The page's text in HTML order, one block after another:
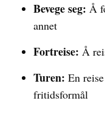
Bevege seg: Å
annet
Fortreise: Å
Turen: En
fritidsformål